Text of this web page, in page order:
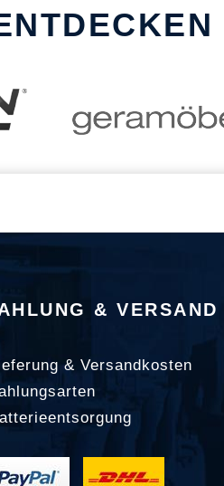
& VERSAND
& Versandkosten